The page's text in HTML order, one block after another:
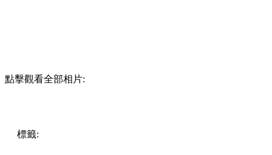
點擊觀看全部相片:
標籤: